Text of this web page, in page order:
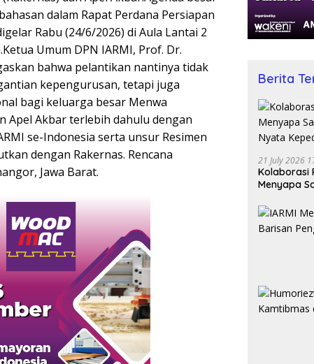
dalam Rapat Perdana Persiapan
Rabu (24/6/2026) di Aula Lantai 2
Umum DPN IARMI, Prof. Dr.
bahwa pelantikan nantinya tidak
kepengurusan, tetapi juga
bagi keluarga besar Menwa
Apel Akbar terlebih dahulu dengan
se-Indonesia serta unsur Resimen
dengan Rakernas. Rencana
Jawa Barat.
Berita
21 July 2026
Kolaborasi
Menyapa
Digital